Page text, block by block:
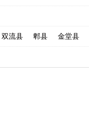
双流县 郫县 金堂县